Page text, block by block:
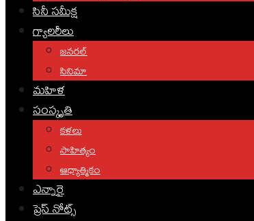
సినీ సమీక్ష
గ్యాలరీలు
జనరల్
సినిమా
మహిళ
సంస్కృతి
కళలు
సాహిత్యం
ఆధ్యాత్మికం
ఎన్నారై
ప్రెస్ నోట్స్